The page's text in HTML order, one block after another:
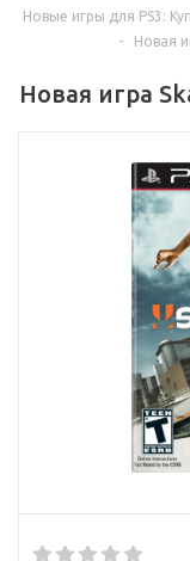
Новые игры для PS3:
-
Новая
Новая игра